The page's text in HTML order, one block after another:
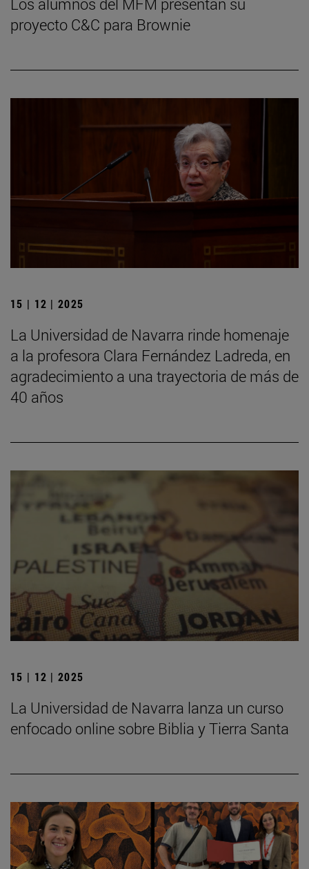
proyecto C&C para Brownie
15 | 12 | 2025
La Universidad de Navarra rinde homenaje
a la profesora Clara Fernández Ladreda, en
agradecimiento a una trayectoria de más de
40 años
15 | 12 | 2025
La Universidad de Navarra lanza un curso
enfocado online sobre Biblia y Tierra Santa